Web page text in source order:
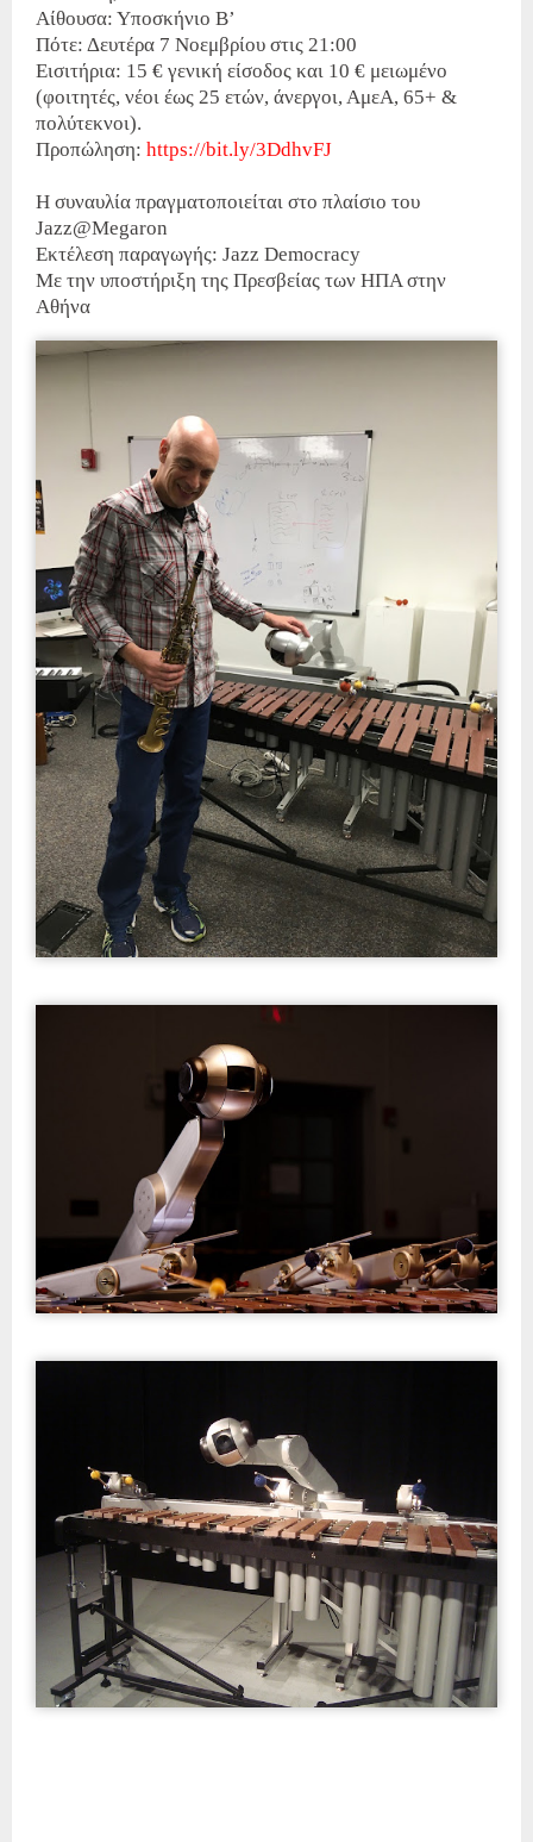
Αίθουσα: Υποσκήνιο Β’
Πότε: Δευτέρα 7 Νοεμβρίου στις 21:00
Εισιτήρια: 15 € γενική είσοδος και 10 € μειωμένο
(φοιτητές, νέοι έως 25 ετών, άνεργοι, ΑμεΑ, 65+ &
πολύτεκνοι).
Προπώληση: https://bit.ly/3DdhvFJ
Η συναυλία πραγματοποιείται στο πλαίσιο του
Jazz@Megaron
Εκτέλεση παραγωγής: Jazz Democracy
Με την υποστήριξη της Πρεσβείας των ΗΠΑ στην
Αθήνα